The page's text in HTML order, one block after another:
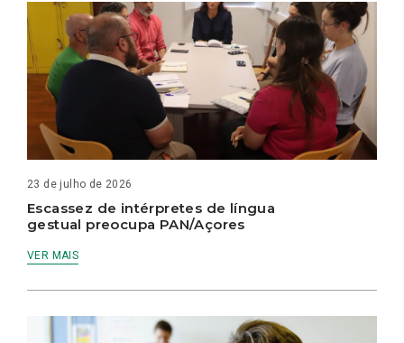
23 de julho de 2026
Escassez de intérpretes de língua
gestual preocupa PAN/Açores
VER MAIS